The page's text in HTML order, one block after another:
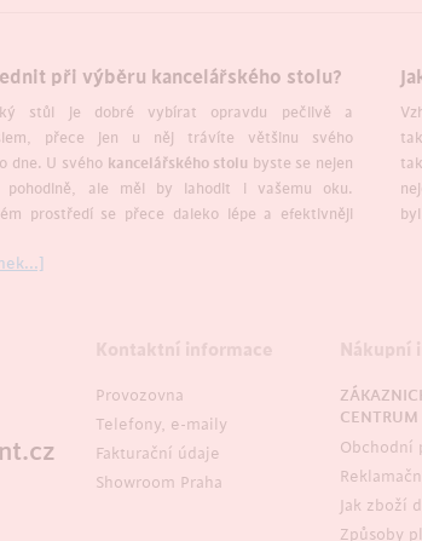
při výběru kancelářského stolu?
stůl je dobré vybírat opravdu pečlivě a
přece jen u něj trávíte většinu svého
dne. U svého kancelářského stolu byste se nejen
ale měl by lahodit i vašemu oku.
prostředí se přece daleko lépe a efektivněji
Provozovna
Telefony, e-maily
Fakturační údaje
Showroom Praha
CENTRUM
Obchodní
Jak zboží
Způsoby